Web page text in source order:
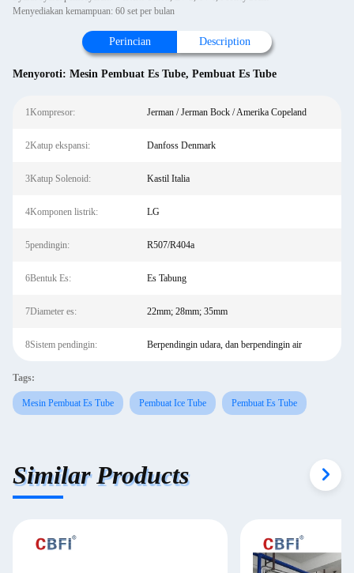
Menyediakan kemampuan: 60 set per bulan
Perincian Description
Menyoroti: Mesin Pembuat Es Tube, Pembuat Es Tube
1Kompresor: Jerman / Jerman Bock / Amerika Copeland
2Katup ekspansi: Danfoss Denmark
3Katup Solenoid: Kastil Italia
4Komponen listrik: LG
5pendingin: R507/R404a
6Bentuk Es: Es Tabung
7Diameter es: 22mm; 28mm; 35mm
8Sistem pendingin: Berpendingin udara, dan berpendingin air
Tags:
Mesin Pembuat Es Tube Pembuat Ice Tube Pembuat Es Tube
Similar Products